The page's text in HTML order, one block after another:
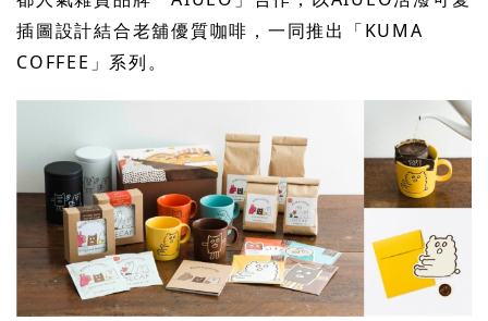
插圖設計結合老舖優質咖啡，一同推出「KUMA
COFFEE」系列。